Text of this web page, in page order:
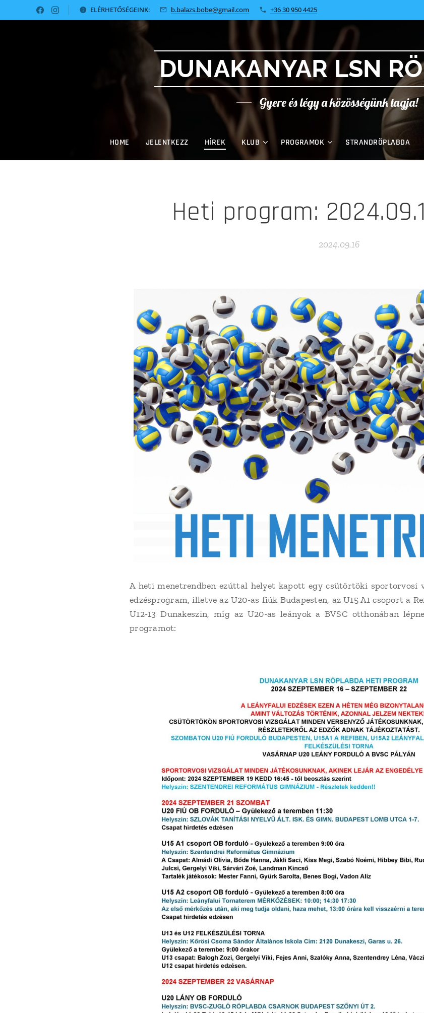
ELÉRHETŐSÉGEINK: b.balazs.bobe@gmail.com +36 30 950 4425
DUNAKANYAR LSN
Gyere és légy a közösségünk tagja!
HOME JELENTKEZZ HÍREK KLUB PROGRAMOK STRANDRÖPLABDA
Heti program:
2024.09.16
A heti menetrendben ezúttal helyet kapott egy csütörtöki sportorvosi
edzésprogram, illetve az U20-as fiúk Budapesten, az U15 A1 csoport a
U12-13 Dunakeszin, míg az U20-as leányok a BVSC otthonában
programot: